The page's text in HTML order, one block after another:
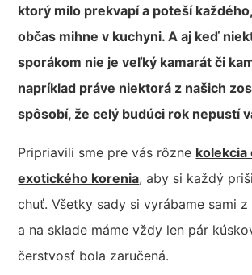
ktorý milo prekvapí a poteší
občas mihne v kuchyni. A aj keď
sporákom nie je veľký kamarát či
napríklad práve niektorá z našich
spôsobí, že celý budúci rok nepustí
Pripriavili sme pre vás rôzne kolekcia
exotického korenia, aby si každý
chuť. Všetky sady si vyrábame sami z
a na sklade máme vždy len pár
čerstvosť bola zaručená.